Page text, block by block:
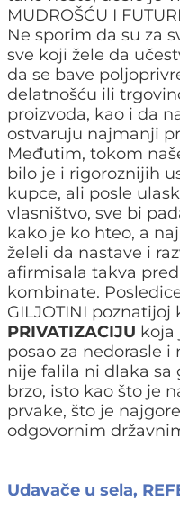
MUDROŠĆU I
Ne sporim da su za
sve koji žele da
da se bave
delatnošću ili
proizvoda, kao i da
ostvaruju najmanji
Međutim, tokom
bilo je i rigoroznijih
kupce, ali posle
vlasništvo, sve bi
kako je ko hteo, a
želeli da nastave i
afirmisala takva
kombinate.
GILJOTINI poznatijoj
PRIVATIZACIJU koja
posao za nedorasle
nije falila ni dlaka sa
brzo, isto kao što je
prvake, što je
odgovornim
Udavače u sela,